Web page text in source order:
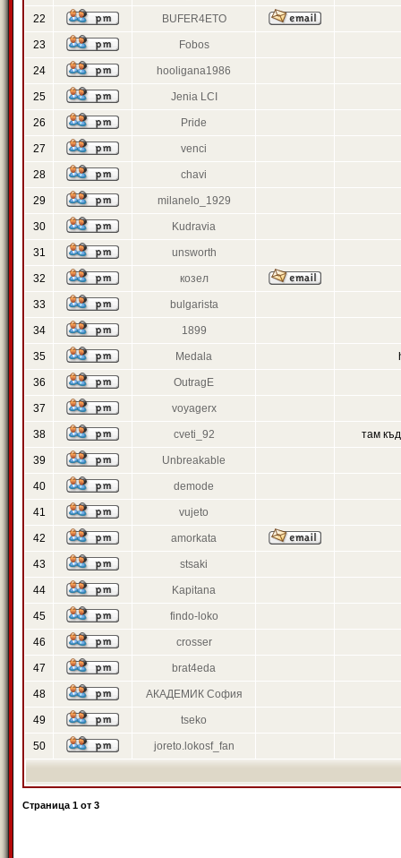
22 BUFER4ETO
23 Fobos
24 hooligana1986
25 Jenia LCI
26 Pride
27 venci
28 chavi
29 milanelo_1929
30 Kudravia
31 unsworth
32 козел
33 bulgarista
34 1899
35 Medala
36 OutragE
37 voyagerx
38 cveti_92 там
39 Unbreakable
40 demode
41 vujeto
42 amorkata
43 stsaki
44 Kapitana
45 findo-loko
46 crosser
47 brat4eda
48 АКАДЕМИК София
49 tseko
50 joreto.lokosf_fan
Страница 1 от 3